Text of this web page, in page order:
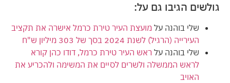
גולשים הגיבו גם על:
שלי בוהנה על מועצת העיר טירת כרמל אישרה את תקציב
העירייה (הרגיל) לשנת 2024 בסך של 303 מיליון ש"ח
שלי בוהנה על ראש העיר טירת כרמל, דודו כהן קורא
לראש הממשלה ולשרים לסיים את המשימה ולהכריע את
האויב